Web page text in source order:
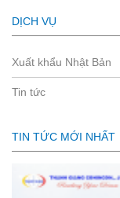
DỊCH VỤ
Xuất khẩu Nhật Bản
Tin tức
TIN TỨC MỚI NHẤT